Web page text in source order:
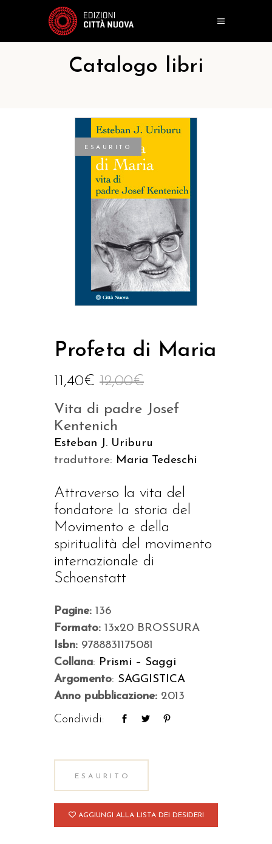
Catalogo libri
ESAURITO
Profeta di Maria
12,00€
11,40€
Vita di padre Josef
Kentenich
Esteban J. Uriburu
traduttore: Maria Tedeschi
Attraverso la vita del
fondatore la storia del
Movimento e della
spiritualità del movimento
internazionale di
Schoenstatt
Pagine: 136
Formato: 13x20 BROSSURA
Isbn: 9788831175081
Collana: Prismi – Saggi
Argomento: SAGGISTICA
Anno pubblicazione: 2013
Condividi:
ESAURITO
AGGIUNGI ALLA LISTA DEI DESIDERI